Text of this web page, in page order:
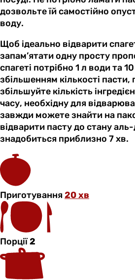
дозвольте їй самостійно
воду.
Щоб ідеально відварити
запам’ятати одну просту
спагеті потрібно 1 л води та 10
збільшенням кількості пасти,
збільшуйте кількість
часу, необхідну для
завжди можете знайти на
відварити пасту до стану
знадобиться приблизно 7 хв.
Приготування20 хв
Порції2